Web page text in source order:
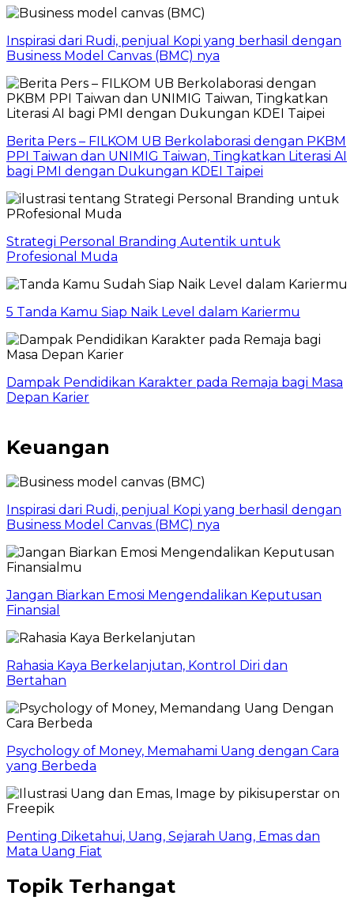
Inspirasi dari Rudi, penjual Kopi yang berhasil dengan
Business Model Canvas (BMC) nya
Berita Pers – FILKOM UB Berkolaborasi dengan PKBM
PPI Taiwan dan UNIMIG Taiwan, Tingkatkan Literasi AI
bagi PMI dengan Dukungan KDEI Taipei
Strategi Personal Branding Autentik untuk
Profesional Muda
5 Tanda Kamu Siap Naik Level dalam Kariermu
Dampak Pendidikan Karakter pada Remaja bagi Masa
Depan Karier
Keuangan
Inspirasi dari Rudi, penjual Kopi yang berhasil dengan
Business Model Canvas (BMC) nya
Jangan Biarkan Emosi Mengendalikan Keputusan
Finansial
Rahasia Kaya Berkelanjutan, Kontrol Diri dan
Bertahan
Psychology of Money, Memahami Uang dengan Cara
yang Berbeda
Penting Diketahui, Uang, Sejarah Uang, Emas dan
Mata Uang Fiat
Topik Terhangat